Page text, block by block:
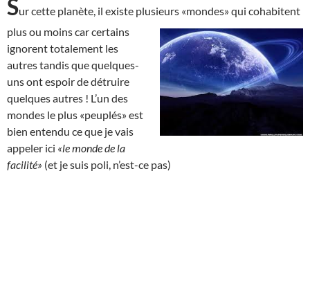
Sur cette planète, il existe plusieurs «mondes» qui cohabitent
plus ou moins carcertains
ignorent totalement les
autres tandis que quelques-
uns ont espoir de détruire
quelques autres ! L’un des
mondes le plus «peuplés» est
bien entendu ce que je vais
appeler ici «le monde de la
facilité» (et je suis poli, n’est-ce pas)